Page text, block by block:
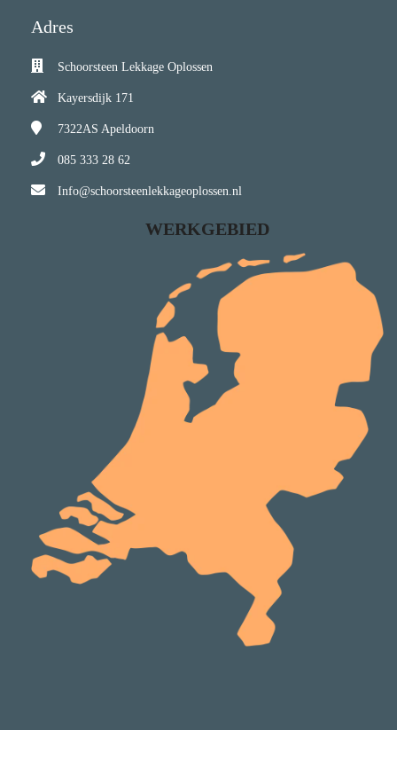
Adres
Schoorsteen Lekkage Oplossen
Kayersdijk 171
7322AS Apeldoorn
085 333 28 62
Info@schoorsteenlekkageoplossen.nl
WERKGEBIED